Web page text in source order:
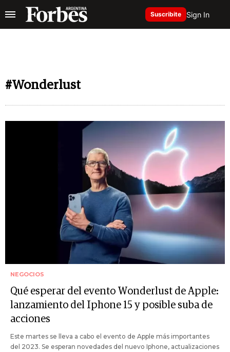
Suscribite Sign In
#Wonderlust
NEGOCIOS
Qué esperar del evento Wonderlust de Apple:
lanzamiento del Iphone 15 y posible suba de
acciones
Este martes se lleva a cabo el evento de Apple más importantes
del 2023. Se esperan novedades del nuevo Iphone, actualizaciones